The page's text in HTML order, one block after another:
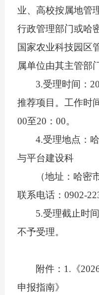
业、高校按属地管
行政管理部门或哈
国家农业科技园区
属单位由其主管部
3.受理时间：
推荐项目。工作时
00至20 ： 00。
4.受理地点：
与平台建设科
（地址：哈密
联系电话： 0902-
5.受理截止时
不予受理。
附件： 1.《
申报指南》